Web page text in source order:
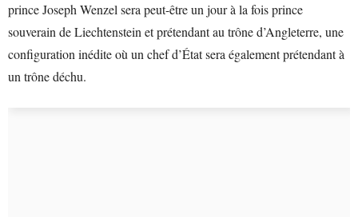
prince Joseph Wenzel sera peut-être un jour à la fois prince
souverain de Liechtenstein et prétendant au trône d’Angleterre, une
configuration inédite où un chef d’État sera également prétendant à
un trône déchu.